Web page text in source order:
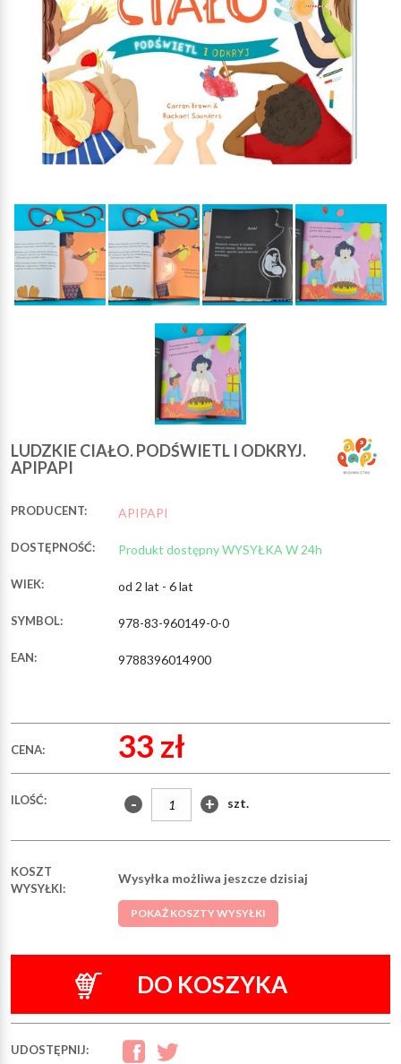
LUDZKIE CIAŁO. PODŚWIETL I ODKRYJ.
APIPAPI
PRODUCENT: APIPAPI
DOSTĘPNOŚĆ: Produkt dostępny WYSYŁKA W 24h
WIEK: od 2 lat - 6 lat
SYMBOL: 978-83-960149-0-0
EAN: 9788396014900
CENA: 33 zł
ILOŚĆ: - + szt.
KOSZT
WYSYŁKI:
Wysyłka możliwa jeszcze dzisiaj
POKAŻ KOSZTY WYSYŁKI
DO KOSZYKA
UDOSTĘPNIJ: